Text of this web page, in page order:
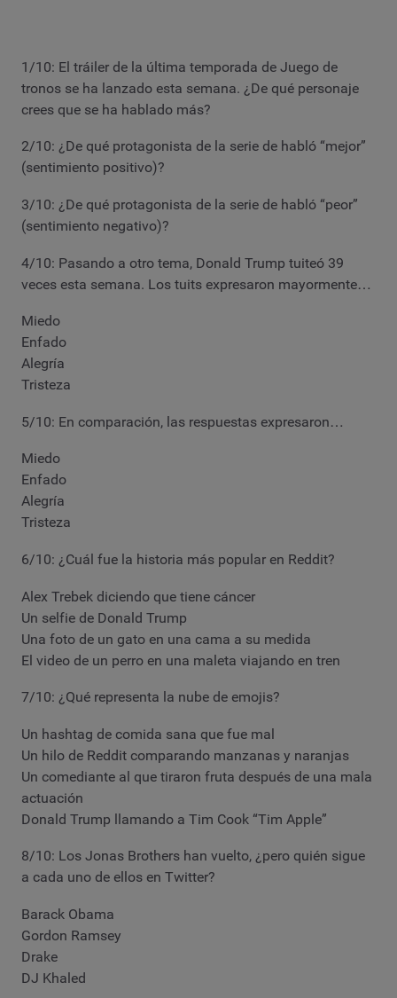
1/10: El tráiler de la última temporada de Juego de
tronos se ha lanzado esta semana. ¿De qué personaje
crees que se ha hablado más?
2/10: ¿De qué protagonista de la serie de habló “mejor”
(sentimiento positivo)?
3/10: ¿De qué protagonista de la serie de habló “peor”
(sentimiento negativo)?
4/10: Pasando a otro tema, Donald Trump tuiteó 39
veces esta semana. Los tuits expresaron mayormente…
Miedo
Enfado
Alegría
Tristeza
5/10: En comparación, las respuestas expresaron…
Miedo
Enfado
Alegría
Tristeza
6/10: ¿Cuál fue la historia más popular en Reddit?
Alex Trebek diciendo que tiene cáncer
Un selfie de Donald Trump
Una foto de un gato en una cama a su medida
El video de un perro en una maleta viajando en tren
7/10: ¿Qué representa la nube de emojis?
Un hashtag de comida sana que fue mal
Un hilo de Reddit comparando manzanas y naranjas
Un comediante al que tiraron fruta después de una mala
actuación
Donald Trump llamando a Tim Cook “Tim Apple”
8/10: Los Jonas Brothers han vuelto, ¿pero quién sigue
a cada uno de ellos en Twitter?
Barack Obama
Gordon Ramsey
Drake
DJ Khaled